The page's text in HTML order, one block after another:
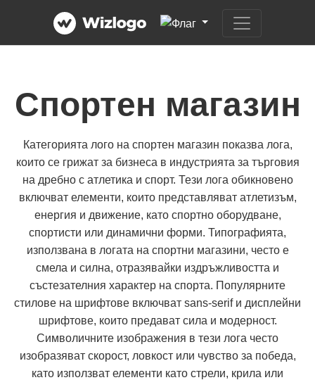
Спортен магазин
Категорията лого на спортен магазин показва лога,
които се грижат за бизнеса в индустрията за търговия
на дребно с атлетика и спорт. Тези лога обикновено
включват елементи, които представляват атлетизъм,
енергия и движение, като спортно оборудване,
спортисти или динамични форми. Типографията,
използвана в логата на спортни магазини, често е
смела и силна, отразявайки издръжливостта и
състезателния характер на спорта. Популярните
стилове на шрифтове включват sans-serif и дисплейни
шрифтове, които предават сила и модерност.
Символичните изображения в тези лога често
изобразяват скорост, ловкост или чувство за победа,
като използват елементи като стрели, крила или